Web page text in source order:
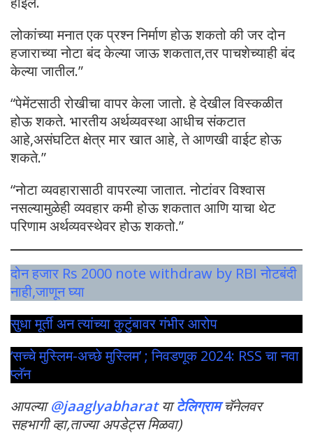
लोकांच्या मनात एक प्रश्न निर्माण होऊ शकतो की जर दोन
हजाराच्या नोटा बंद केल्या जाऊ शकतात,तर पाचशेच्याही बंद
केल्या जातील.”
“पेमेंटसाठी रोखीचा वापर केला जातो. हे देखील विस्कळीत
होऊ शकते. भारतीय अर्थव्यवस्था आधीच संकटात
आहे,असंघटित क्षेत्र मार खात आहे, ते आणखी वाईट होऊ
शकते.”
“नोटा व्यवहारासाठी वापरल्या जातात. नोटांवर विश्वास
नसल्यामुळेही व्यवहार कमी होऊ शकतात आणि याचा थेट
परिणाम अर्थव्यवस्थेवर होऊ शकतो.”
दोन हजार Rs 2000 note withdraw by RBI नोटबंदी
नाही,जाणून घ्या
सुधा मूर्ती अन त्यांच्या कुटुंबावर गंभीर आरोप
‘सच्चे मुस्लिम-अच्छे मुस्लिम’ ; निवडणूक 2024: RSS चा नवा
प्लॅन
आपल्या@jaaglyabharat याटेलिग्राम चॅनेलवर
सहभागी व्हा,ताज्या अपडेट्स मिळवा)